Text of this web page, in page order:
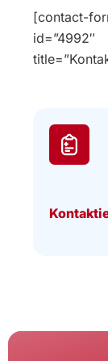
[contact-
id=”4992″